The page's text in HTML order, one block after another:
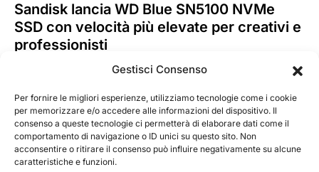
Gestisci Consenso
Per fornire le migliori esperienze, utilizziamo tecnologie come i cookie
per memorizzare e/o accedere alle informazioni del dispositivo. Il
consenso a queste tecnologie ci permetterà di elaborare dati come il
comportamento di navigazione o ID unici su questo sito. Non
acconsentire o ritirare il consenso può influire negativamente su alcune
caratteristiche e funzioni.
Sandisk lancia WD Blue SN5100 NVMe
SSD con velocità più elevate per creativi e
professionisti
Sandisk lancia la nuova unità WD Blue SN5100 NVMe SSD,
velocizzare…
MarKusss
27 Agosto 2025
Leggi tutto